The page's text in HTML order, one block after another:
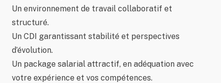
Un environnement de travail collaboratif et
structuré.
Un CDI garantissant stabilité et perspectives
d’évolution.
Un package salarial attractif, en adéquation avec
votre expérience et vos compétences.